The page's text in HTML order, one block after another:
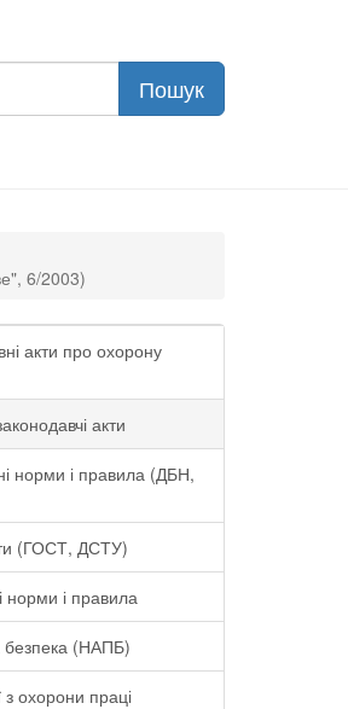
6/2003)
акти про охорону
акти
норми і правила (ДБН,
(ГОСТ, ДСТУ)
норми і правила
(НАПБ)
з охорони праці